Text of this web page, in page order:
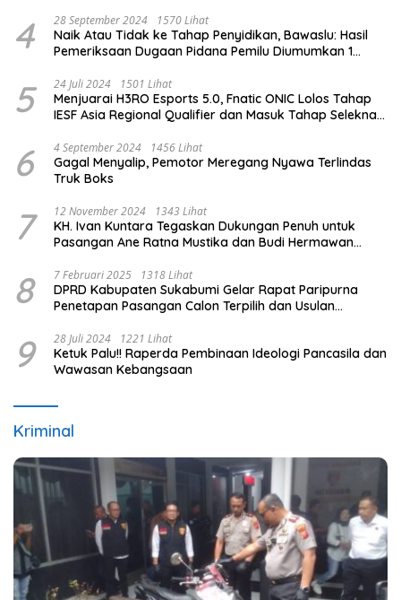
4 28 September 2024 1570 Lihat
Naik Atau Tidak ke Tahap Penyidikan, Bawaslu: Hasil
Pemeriksaan Dugaan Pidana Pemilu Diumumkan 1
5 24 Juli 2024 1501 Lihat
Menjuarai H3RO Esports 5.0, Fnatic ONIC Lolos Tahap
IESF Asia Regional Qualifier dan Masuk Tahap Seleknas
6 4 September 2024 1456 Lihat
Gagal Menyalip, Pemotor Meregang Nyawa Terlindas
Truk Boks
7 12 November 2024 1343 Lihat
KH. Ivan Kuntara Tegaskan Dukungan Penuh untuk
Pasangan Ane Ratna Mustika dan Budi Hermawan
8 7 Februari 2025 1318 Lihat
DPRD Kabupaten Sukabumi Gelar Rapat Paripurna
Penetapan Pasangan Calon Terpilih dan Usulan
9 28 Juli 2024 1221 Lihat
Ketuk Palu!! Raperda Pembinaan Ideologi Pancasila dan
Wawasan Kebangsaan
Kriminal